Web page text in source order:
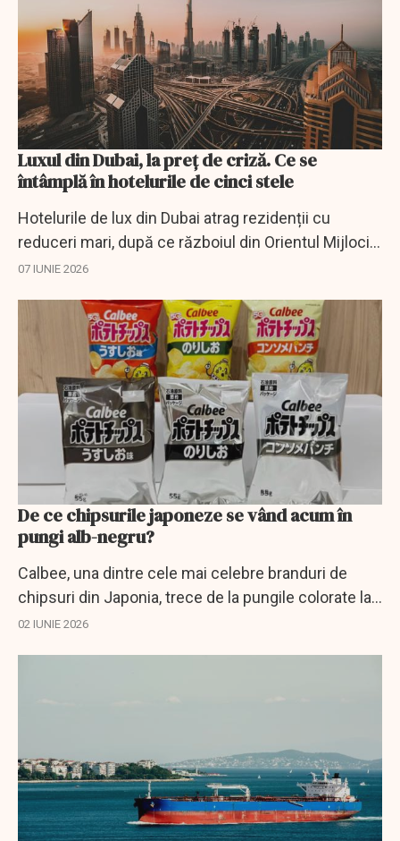
Luxul din Dubai, la preț de criză. Ce se
întâmplă în hotelurile de cinci stele
Hotelurile de lux din Dubai atrag rezidenții cu
reduceri mari, după ce războiul din Orientul Mijlociu
a redus numărul turiștilor străini.
07 IUNIE 2026
De ce chipsurile japoneze se vând acum în
pungi alb-negru?
Calbee, una dintre cele mai celebre branduri de
chipsuri din Japonia, trece de la pungile colorate la
unele alb-negru.
02 IUNIE 2026